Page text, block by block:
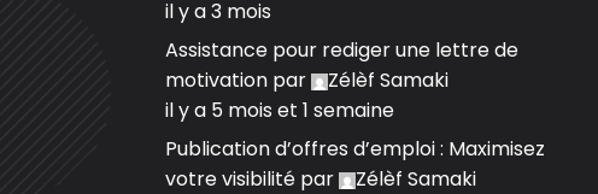
il y a 3 mois
Assistance pour rediger une lettre de
motivation par
Zélèf Samaki
il y a 5 mois et 1 semaine
Publication d’offres d’emploi : Maximisez
votre visibilité par
Zélèf Samaki